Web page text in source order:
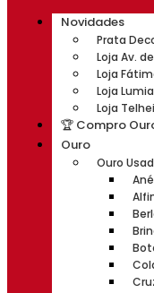
Novidades
Prata
Loja Av.
Loja
Loja
Loja
🏆 Compro
Ouro
Ouro